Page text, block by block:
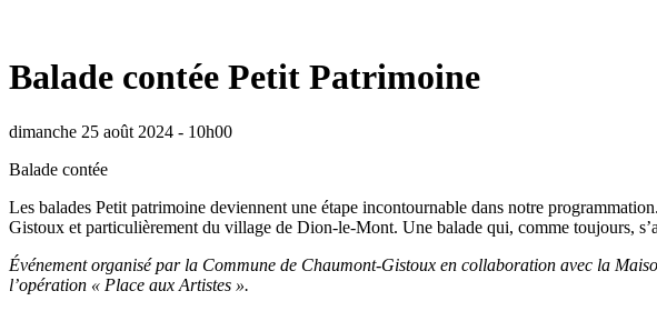
Balade contée Petit Patrimoine
dimanche 25 août 2024 - 10h00
Balade contée
Les balades Petit patrimoine deviennent une étape incontournable dans notre
Gistoux et particulièrement du village de Dion-le-Mont. Une balade qui, comme toujours,
Événement organisé par la Commune de Chaumont-Gistoux en collaboration avec la
l’opération « Place aux Artistes ».